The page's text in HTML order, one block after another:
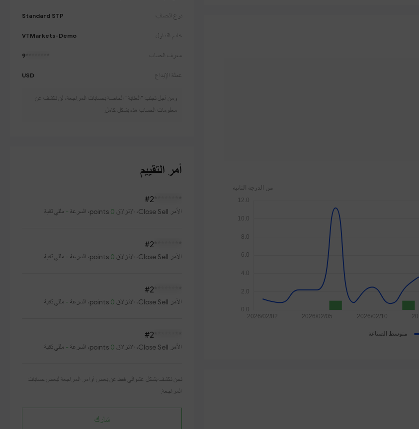
VTMarkets-Live 7
يحتوي على 12 خوادم تابعة
يحتوي على 12 خوادم تابعة
نوع الحساب Standard STP
خادم التداول VTMarkets-Demo
معرف الحساب 9
عملة الإيداع USD
ومن أجل تجنب "العناية" الخاصة بحسابات المراجعة، لن نكشف عن
معلومات الحساب هذه بشكل كامل.
أمر التقييم
#2
الأمر Close Sell، الانزلاق 0
- مللي ثانية
#2
الأمر Close Sell، الانزلاق 0
- مللي ثانية
#2
الأمر Close Sell، الانزلاق 0
- مللي ثانية
#2
الأمر Close Sell، الانزلاق 0
- مللي ثانية
نحن نكشف بشكل عشوائي فقط عن بعض أوامر المراجعة لبعض حسابات
المراجعة.
شارك